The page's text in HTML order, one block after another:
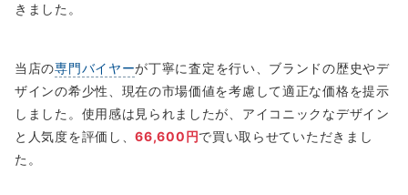
きました。
当店の専門バイヤーが丁寧に査定を行い、ブランドの歴史やデ
ザインの希少性、現在の市場価値を考慮して適正な価格を提示
しました。使用感は見られましたが、アイコニックなデザイン
と人気度を評価し、66,600円で買い取らせていただきまし
た。